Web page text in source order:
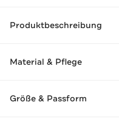
Produktbeschreibung
Material & Pflege
Größe & Passform